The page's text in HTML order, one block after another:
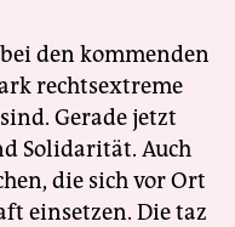
den kommenden
rechtsextreme
Gerade jetzt
Solidarität. Auch
die sich vor Ort
einsetzen. Die taz